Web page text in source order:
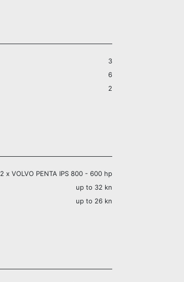
3
6
2
2 x VOLVO PENTA IPS 800 - 600 hp
up to 32 kn
up to 26 kn